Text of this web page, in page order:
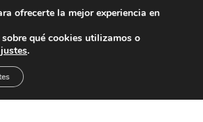
Aviso Legal Política de cookies
EsRadio Valencia, All Rights Reserved
ofrecerte la mejor experiencia en
sobre qué cookies utilizamos o
.